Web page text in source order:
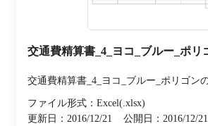
交通費精算書_4_ヨコ_ブルー_ポリ
交通費精算書_4_ヨコ_ブルー_ポリゴン
ファイル形式：Excel(.xlsx)
更新日：2016/12/21
公開日：2016/12/21